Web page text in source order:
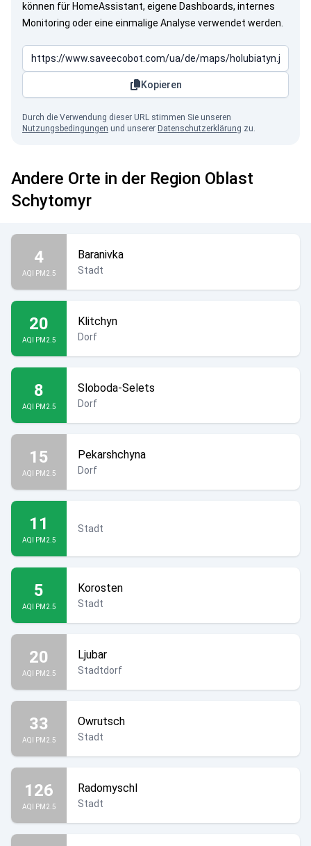
können für HomeAssistant, eigene Dashboards, internes
Monitoring oder eine einmalige Analyse verwendet werden.
Kopieren
Durch die Verwendung dieser URL stimmen Sie unseren
Nutzungsbedingungen und unserer Datenschutzerklärung zu.
Andere Orte in der Region Oblast
Schytomyr
4
AQI PM2.5
Baranivka
Stadt
20
AQI PM2.5
Klitchyn
Dorf
8
AQI PM2.5
Sloboda-Selets
Dorf
15
AQI PM2.5
Pekarshchyna
Dorf
11
AQI PM2.5
Stadt
5
AQI PM2.5
Korosten
Stadt
20
AQI PM2.5
Ljubar
Stadtdorf
33
AQI PM2.5
Owrutsch
Stadt
126
AQI PM2.5
Radomyschl
Stadt